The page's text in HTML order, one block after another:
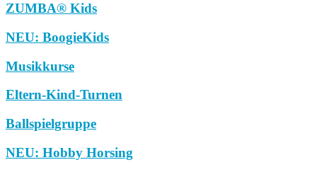
ZUMBA® Kids
NEU: BoogieKids
Musikkurse
Eltern-Kind-Turnen
Ballspielgruppe
NEU: Hobby Horsing